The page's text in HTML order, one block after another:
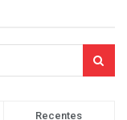
Recentes